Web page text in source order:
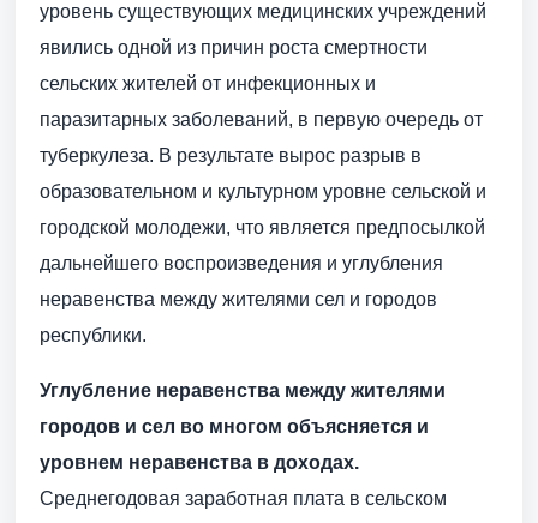
уровень существующих медицинских учреждений
явились одной из причин роста смертности
сельских жителей от инфекционных и
паразитарных заболеваний, в первую очередь от
туберкулеза. В результате вырос разрыв в
образовательном и культурном уровне сельской и
городской молодежи, что является предпосылкой
дальнейшего воспроизведения и углубления
неравенства между жителями сел и городов
республики.
Углубление неравенства между жителями
городов и сел во многом объясняется и
уровнем неравенства в доходах.
Среднегодовая заработная плата в сельском